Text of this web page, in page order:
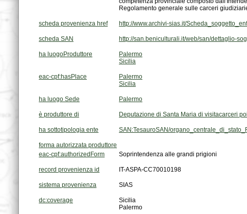
Regolamento generale sulle carceri
scheda provenienza href http://www.archivi-sias.it/
scheda SAN http://san.beniculturali.it/web/san/dettaglio-
ha luogoProduttore
Palermo
Sicilia
eac-cpf:hasPlace
Palermo
Sicilia
ha luogo Sede Palermo
è produttore di Deputazione di Santa Maria di visitacarceri
ha sottotipologia ente SAN:TesauroSAN/
forma autorizzata produttore
eac-cpf:authorizedForm
Soprintendenza alle grandi prigioni
record provenienza id IT-ASPA-CC70010198
sistema provenienza SIAS
dc:coverage
Sicilia
Palermo